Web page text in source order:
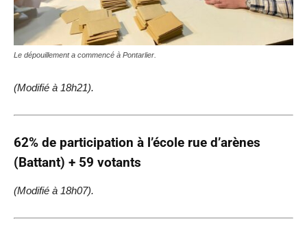
Le dépouillement a commencé à Pontarlier.
(Modifié à 18h21).
62% de participation à l’école rue d’arènes
(Battant) + 59 votants
(Modifié à 18h07).